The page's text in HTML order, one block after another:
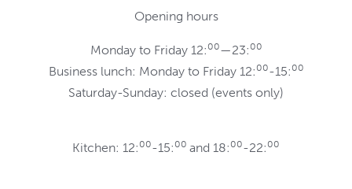
Opening hours
Monday to Friday 12: 00—23: 00
Business lunch: Monday to Friday 12: 00-15: 00
Saturday-Sunday: closed (events only)
Kitchen: 12: 00-15: 00 and 18: 00-22: 00